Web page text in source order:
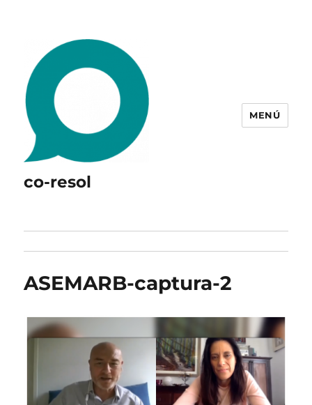
co-resol
MENÚ
ASEMARB-captura-2